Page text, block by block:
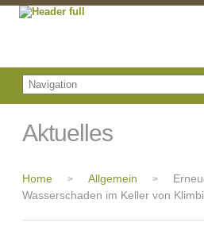
Aktuelles
Home > Allgemein >
Wasserschaden im Keller von